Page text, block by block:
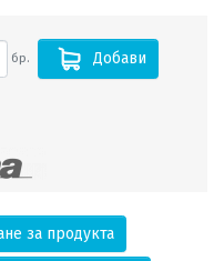
бр. Добави
за продукта